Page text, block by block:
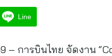
Line
– การบินไทย จัดงาน